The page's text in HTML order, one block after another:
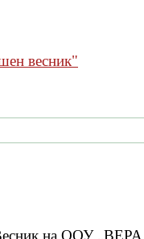
весник"
Весник на ООУ